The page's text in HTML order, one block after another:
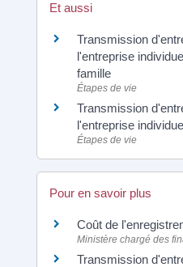
Et aussi
Transmission
l'entreprise
famille
Étapes de vie
Transmission
l'entreprise
Étapes de vie
Pour en savoir plus
Coût de
Ministère chargé des
Transmission